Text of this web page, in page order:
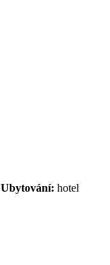
Ubytování: hotel